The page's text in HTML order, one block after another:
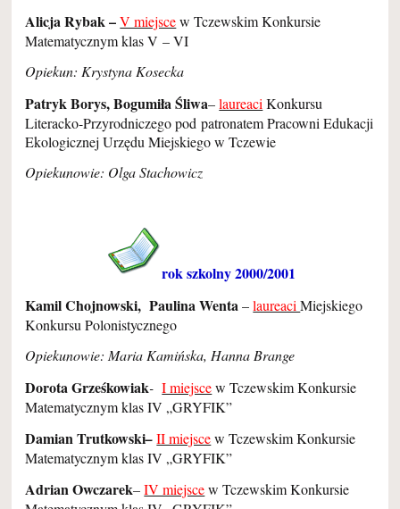
Alicja Rybak –V miejscew Tczewskim Konkursie
Matematycznym klas V – VI
Opiekun: Krystyna Kosecka
Patryk Borys, Bogumiła Śliwa–laureaci Konkursu
Literacko-Przyrodniczego pod patronatem Pracowni Edukacji
Ekologicznej Urzędu Miejskiego w Tczewie
Opiekunowie: Olga Stachowicz
rok szkolny 2000/2001
Kamil Chojnowski, Paulina Wenta–laureaciMiejskiego
Konkursu Polonistycznego
Opiekunowie: Maria Kamińska, Hanna Brange
Dorota Grześkowiak-I miejscew Tczewskim Konkursie
Matematycznym klas IV „GRYFIK”
Damian Trutkowski–II miejscew Tczewskim Konkursie
Matematycznym klas IV „GRYFIK”
Adrian Owczarek–IV miejscew Tczewskim Konkursie